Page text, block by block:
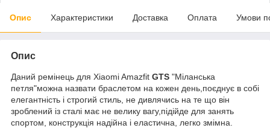
Опис Характеристики Доставка Оплата Умови
Опис
Даний ремінець для Xiaomi Amazfit GTS "Міланська
петля"можна назвати браслетом на кожен день,поєднує в собі
елегантність і строгий стиль, не дивлячись на те що він
зроблений із сталі має не велику вагу,підійде для занять
спортом, конструкція надійна і еластична, легко змімна.